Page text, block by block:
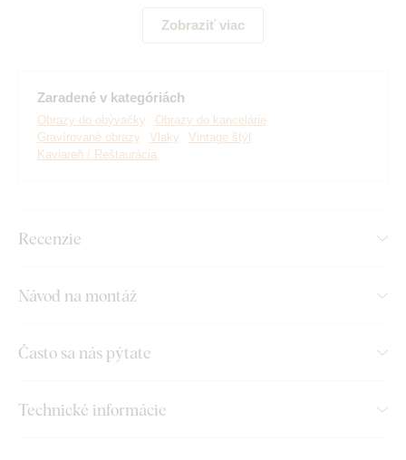
Jedinečný drevený obraz
Retro vintage dekorácia
Skvele sa hodí do chodby
Montáž, ktorú zvládne každý:
Obraz obsahuje na zadnej strane háčik/y, ktorými ho
Zobraziť viac
Zaradené v kategóriách
Obrazy do obývačky
Obrazy do kancelárie
Gravírované obrazy
Vlaky
Vintage štýl
Kaviareň / Reštaurácia
Recenzie
Návod na montáž
Často sa nás pýtate
Technické informácie